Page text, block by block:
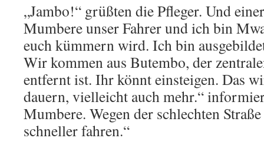
„Jambo!“ grüßten die Pfleger. Und
Mumbere unser Fahrer und ich bin
euch kümmern wird. Ich bin
Wir kommen aus Butembo, der
entfernt ist. Ihr könnt einsteigen. Das
dauern, vielleicht auch mehr.“
Mumbere. Wegen der schlechten
schneller fahren.“